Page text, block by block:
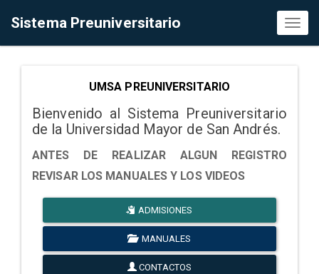
Sistema Preuniversitario
UMSA PREUNIVERSITARIO
Bienvenido al Sistema Preuniversitario
de la Universidad Mayor de San Andrés.
ANTES DE REALIZAR ALGUN REGISTRO
REVISAR LOS MANUALES Y LOS VIDEOS
ADMISIONES
MANUALES
CONTACTOS